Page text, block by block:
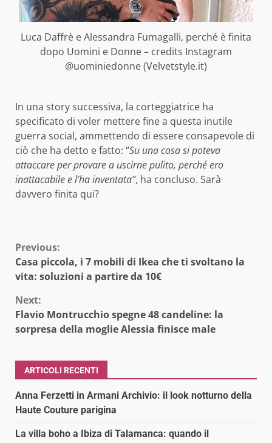
Luca Daffrè e Alessandra Fumagalli, perché è finita
dopo Uomini e Donne – credits Instagram
@uominiedonne (Velvetstyle.it)
In una story successiva, la corteggiatrice ha
specificato di voler mettere fine a questa inutile
guerra social, ammettendo di essere consapevole di
ciò che ha detto e fatto: “Su una cosa si poteva
attaccare per provare a uscirne pulito, perché ero
inattacabile e l’ha inventata”, ha concluso. Sarà
davvero finita qui?
Continue
Reading
Previous:
Casa piccola, i 7 mobili di Ikea che ti svoltano la
vita: soluzioni a partire da 10€
Next:
Flavio Montrucchio spegne 48 candeline: la
sorpresa della moglie Alessia finisce male
ARTICOLI RECENTI
Anna Ferzetti in Armani Archivio: il look notturno della
Haute Couture parigina
La villa boho a Ibiza di Talamanca: quando il